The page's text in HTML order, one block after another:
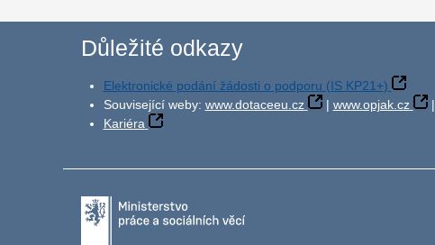
Důležité odkazy
Elektronické podání žádosti o podporu (IS KP21+)
Související weby: www.dotaceeu.cz | www.opjak.cz |
Kariéra